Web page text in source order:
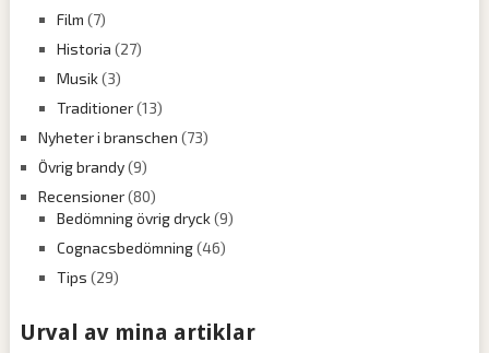
Film (7)
Historia (27)
Musik(3)
Traditioner(13)
Nyheter i branschen (73)
Övrig brandy(9)
Recensioner(80)
Bedömning övrig dryck(9)
Cognacsbedömning(46)
Tips (29)
Urval av mina artiklar